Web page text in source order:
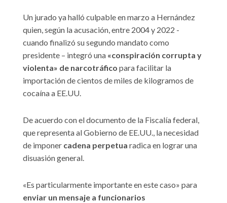
Un jurado ya halló culpable en marzo a Hernández
quien, según la acusación, entre 2004 y 2022 -
cuando finalizó su segundo mandato como
presidente – integró una «conspiración corrupta y
violenta» de narcotráfico para facilitar la
importación de cientos de miles de kilogramos de
cocaína a EE.UU.
De acuerdo con el documento de la Fiscalía federal,
que representa al Gobierno de EE.UU., la necesidad
de imponer cadena perpetua radica en lograr una
disuasión general.
«Es particularmente importante en este caso» para
enviar un mensaje a funcionarios